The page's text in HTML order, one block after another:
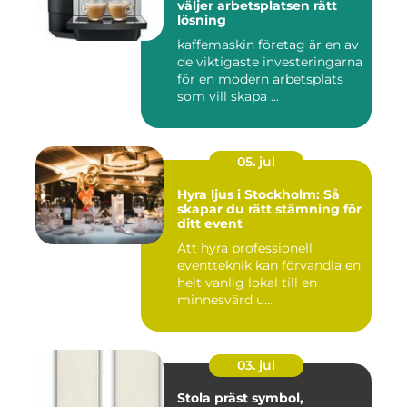
väljer arbetsplatsen rätt
lösning
kaffemaskin företag är en av
de viktigaste investeringarna
för en modern arbetsplats
som vill skapa ...
05. jul
Hyra ljus i Stockholm: Så
skapar du rätt stämning för
ditt event
Att hyra professionell
eventteknik kan förvandla en
helt vanlig lokal till en
minnesvärd u...
03. jul
Stola präst symbol,